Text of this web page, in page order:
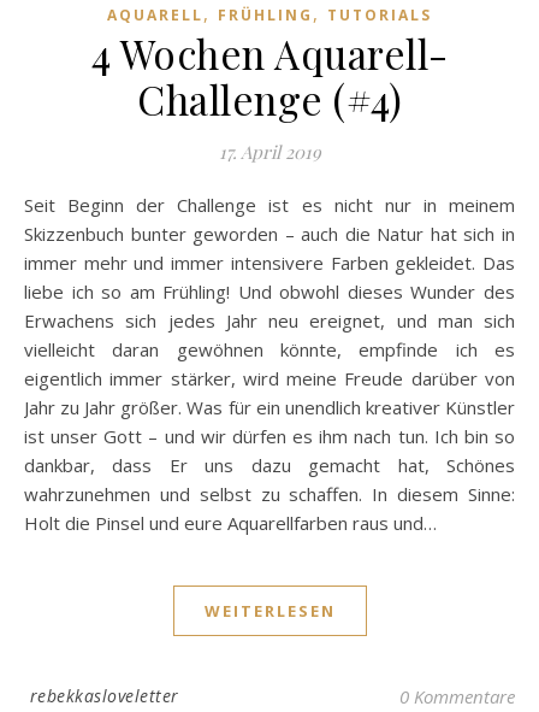
AQUARELL, FRÜHLING , TUTORIALS
4 Wochen Aquarell-
Challenge (#4)
17. April 2019
Seit Beginn der Challenge ist es nicht nur in meinem
Skizzenbuch bunter geworden – auch die Natur hat sich in
immer mehr und immer intensivere Farben gekleidet. Das
liebe ich so am Frühling! Und obwohl dieses Wunder des
Erwachens sich jedes Jahr neu ereignet, und man sich
vielleicht daran gewöhnen könnte, empfinde ich es
eigentlich immer stärker, wird meine Freude darüber von
Jahr zu Jahr größer. Was für ein unendlich kreativer Künstler
ist unser Gott – und wir dürfen es ihm nach tun. Ich bin so
dankbar, dass Er uns dazu gemacht hat, Schönes
wahrzunehmen und selbst zu schaffen. In diesem Sinne:
Holt die Pinsel und eure Aquarellfarben raus und…
WEITERLESEN
rebekkasloveletter 0 Kommentare